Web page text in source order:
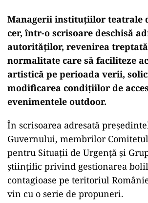
Managerii instituţiilor teatrale
cer, într-o scrisoare deschisă
autorităţilor, revenirea
normalitate care să faciliteze
artistică pe perioada verii,
modificarea condiţiilor de
evenimentele outdoor.
În scrisoarea adresată
Guvernului, membrilor
pentru Situaţii de Urgenţă şi
ştiinţific privind gestionarea
contagioase pe teritoriul
vin cu o serie de propuneri.